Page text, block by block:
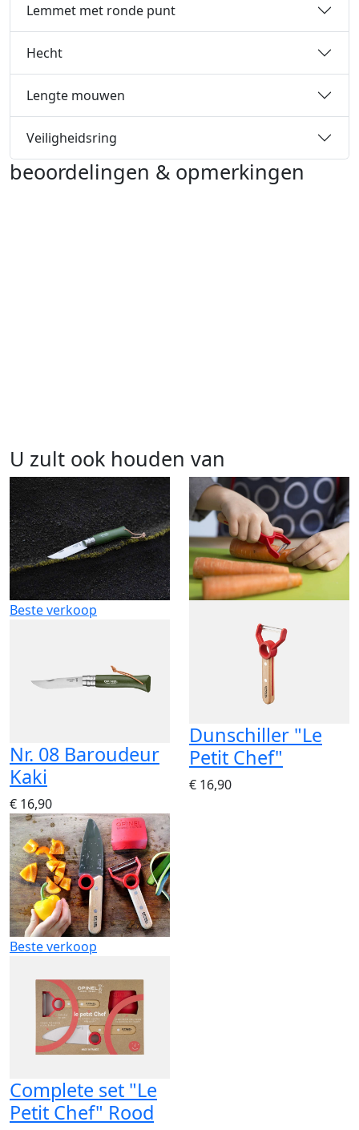
Lemmet met ronde punt
Hecht
Lengte mouwen
Veiligheidsring
beoordelingen & opmerkingen
U zult ook houden van
Beste verkoop
Nr. 08 Baroudeur
Kaki
€ 16,90
Dunschiller "Le
Petit Chef"
€ 16,90
Beste verkoop
Complete set "Le
Petit Chef" Rood